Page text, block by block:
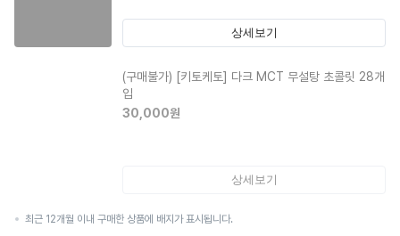
상세보기
(구매불가) [키토케토] 다크 MCT 무설탕 초콜릿 28개
입
30,000원
상세보기
최근 12개월 이내 구매한 상품에 배지가 표시됩니다.